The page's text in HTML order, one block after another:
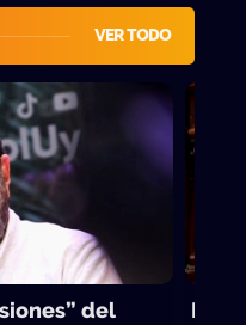
VER TODO
del
La